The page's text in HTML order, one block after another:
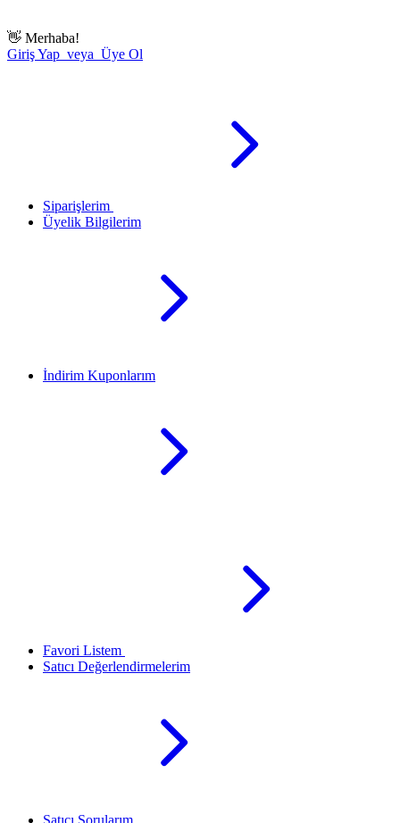
👋 Merhaba!
Giriş Yap veya Üye Ol
Siparişlerim
Üyelik Bilgilerim
İndirim Kuponlarım
Favori Listem
Satıcı Değerlendirmelerim
Satıcı Sorularım